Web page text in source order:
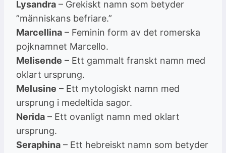
Lysandra – Grekiskt namn som betyder
”människans befriare.”
Marcellina – Feminin form av det romerska
pojknamnet Marcello.
Melisende – Ett gammalt franskt namn med
oklart ursprung.
Melusine – Ett mytologiskt namn med
ursprung i medeltida sagor.
Nerida – Ett ovanligt namn med oklart
ursprung.
Seraphina – Ett hebreiskt namn som betyder